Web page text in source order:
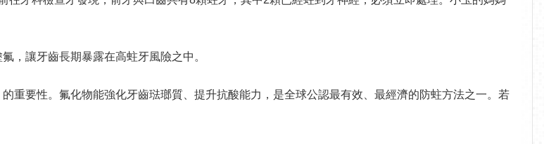
，讓牙齒長期暴露在高蛀牙風險之中。
重要性。氟化物能強化牙齒琺瑯質、提升抗酸能力，是全球公認最有效、最經濟的防蛀方法之一。若